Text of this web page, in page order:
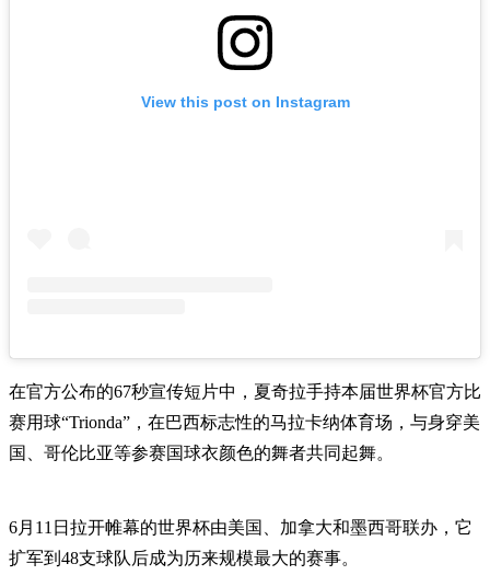
View this post on Instagram
在官方公布的67秒宣传短片中，夏奇拉手持本届世界杯官方比
赛用球“Trionda”，在巴西标志性的马拉卡纳体育场，与身穿美
国、哥伦比亚等参赛国球衣颜色的舞者共同起舞。
6月11日拉开帷幕的世界杯由美国、加拿大和墨西哥联办，它
扩军到48支球队后成为历来规模最大的赛事。